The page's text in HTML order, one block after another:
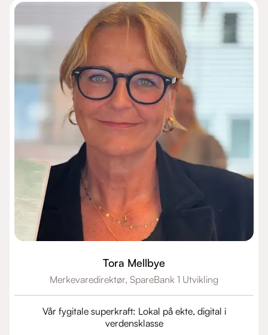
Tora Mellbye
Merkevaredirektør, SpareBank 1 Utvikling
Vår fygitale superkraft: Lokal på ekte, digital i
verdensklasse